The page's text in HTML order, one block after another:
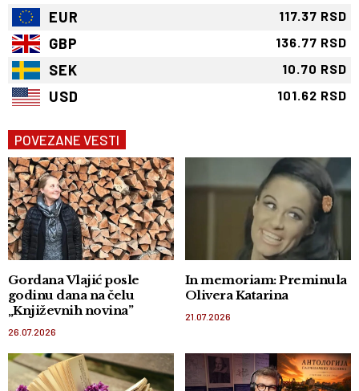
EUR 117.37 RSD
GBP 136.77 RSD
SEK 10.70 RSD
USD 101.62 RSD
POVEZANE VESTI
Gordana Vlajić posle
godinu dana na čelu
„Književnih novina”
26.07.2026
In memoriam: Preminula
Olivera Katarina
21.07.2026